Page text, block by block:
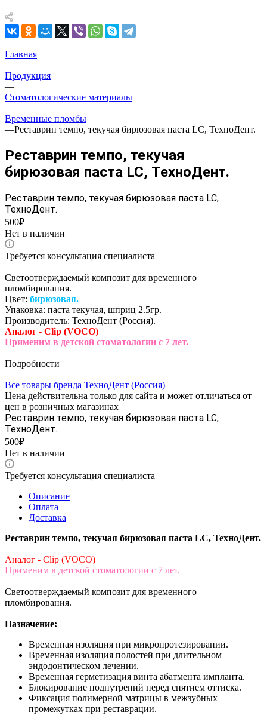
Главная
—
Продукция
—
Стоматологические материалы
—
Временные пломбы
—Реставрин темпо, текучая бирюзовая паста LC, ТехноДент.
Реставрин темпо, текучая
бирюзовая паста LC, ТехноДент.
Реставрин темпо, текучая бирюзовая паста LC,
ТехноДент.
500₽
Нет в наличии
Требуется консультация специалиста
Светоотверждаемый композит для временного
пломбирования.
Цвет: бирюзовая.
Упаковка: паста текучая, шприц 2.5гр.
Производитель: ТехноДент (Россия).
Аналог - Clip (VOCO)
Применим в детской стоматологии с 7 лет.
Подробности
Все товары бренда ТехноДент (Россия)
Цена действительна только для сайта и может отличаться от
цен в розничных магазинах
Реставрин темпо, текучая бирюзовая паста LC,
ТехноДент.
500₽
Нет в наличии
Требуется консультация специалиста
Описание
Оплата
Доставка
Реставрин темпо, текучая бирюзовая паста LC, ТехноДент.
Аналог - Clip (VOCO)
Применим в детской стоматологии с 7 лет.
Светоотверждаемый композит для временного
пломбирования.
Назначение:
Временная изоляция при микропротезировании.
Временная изоляция полостей при длительном
эндодонтическом лечении.
Временная герметизация винта абатмента импланта.
Блокирование поднутрений перед снятием оттиска.
Фиксация полимерной матрицы в межзубных
промежутках при реставрации.